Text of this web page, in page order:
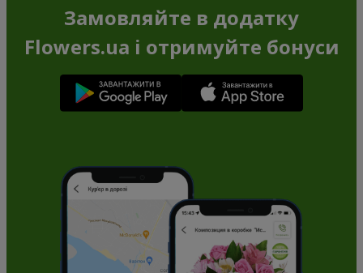
Замовляйте в додатку
Flowers.ua і отримуйте бонуси